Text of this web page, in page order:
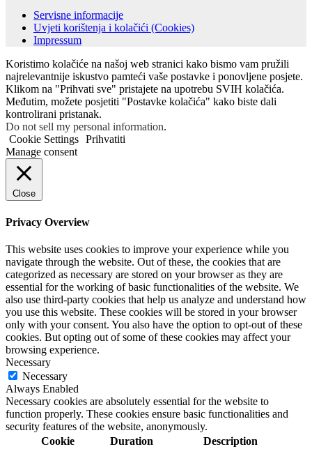
Servisne informacije
Uvjeti korištenja i kolačići (Cookies)
Impressum
Koristimo kolačiće na našoj web stranici kako bismo vam pružili
najrelevantnije iskustvo pamteći vaše postavke i ponovljene posjete.
Klikom na "Prihvati sve" pristajete na upotrebu SVIH kolačića.
Međutim, možete posjetiti "Postavke kolačića" kako biste dali
kontrolirani pristanak.
Do not sell my personal information.
Cookie Settings Prihvatiti
Manage consent
Close
Privacy Overview
This website uses cookies to improve your experience while you
navigate through the website. Out of these, the cookies that are
categorized as necessary are stored on your browser as they are
essential for the working of basic functionalities of the website. We
also use third-party cookies that help us analyze and understand how
you use this website. These cookies will be stored in your browser
only with your consent. You also have the option to opt-out of these
cookies. But opting out of some of these cookies may affect your
browsing experience.
Necessary
Necessary
Always Enabled
Necessary cookies are absolutely essential for the website to
function properly. These cookies ensure basic functionalities and
security features of the website, anonymously.
Cookie
Duration Description